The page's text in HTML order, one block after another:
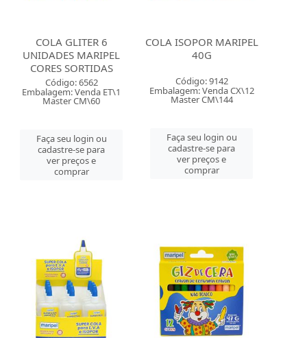
COLA GLITER 6
UNIDADES MARIPEL
CORES SORTIDAS
Código: 6562
Embalagem: Venda ET\1
Master CM\60
Faça seu login ou
cadastre-se para
ver preços e
comprar
COLA ISOPOR MARIPEL
40G
Código: 9142
Embalagem: Venda CX\12
Master CM\144
Faça seu login ou
cadastre-se para
ver preços e
comprar